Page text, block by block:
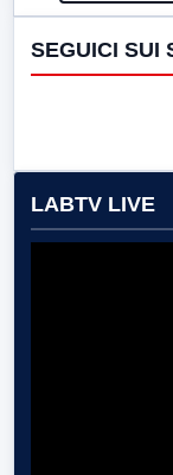
SEGUICI SUI
LABTV LIVE